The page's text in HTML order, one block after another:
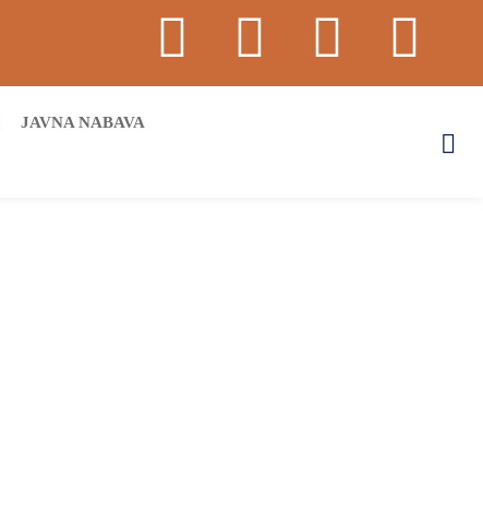
JAVNA NABAVA